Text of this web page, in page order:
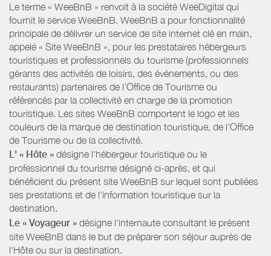
Le terme « WeeBnB » renvoit à la société WeeDigital qui
fournit le service WeeBnB. WeeBnB a pour fonctionnalité
principale de délivrer un service de site internet clé en main,
appelé « Site WeeBnB », pour les prestataires hébergeurs
touristiques et professionnels du tourisme (professionnels
gérants des activités de loisirs, des événements, ou des
restaurants) partenaires de l’Office de Tourisme ou
référencés par la collectivité en charge de la promotion
touristique. Les sites WeeBnB comportent le logo et les
couleurs de la marque de destination touristique, de l’Office
de Tourisme ou de la collectivité.
L' « Hôte » désigne l'hébergeur touristique ou le
professionnel du tourisme désigné ci-après, et qui
bénéficient du présent site WeeBnB sur lequel sont publiées
ses prestations et de l'information touristique sur la
destination.
Le « Voyageur » désigne l'internaute consultant le présent
site WeeBnB dans le but de préparer son séjour auprès de
l'Hôte ou sur la destination.